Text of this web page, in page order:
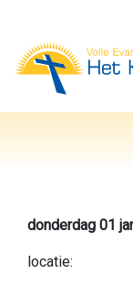
donderdag 01
locatie: